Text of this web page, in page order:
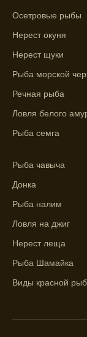
месяцы.
Осетровые рыбы
Нерест окуня
Нерест щуки
Рыба морской
Речная рыба
Ловля белого
Рыба семга
Рыба чавыча
Донка
Рыба налим
Ловля на джиг
Нерест леща
Рыба Шамайка
Виды красной